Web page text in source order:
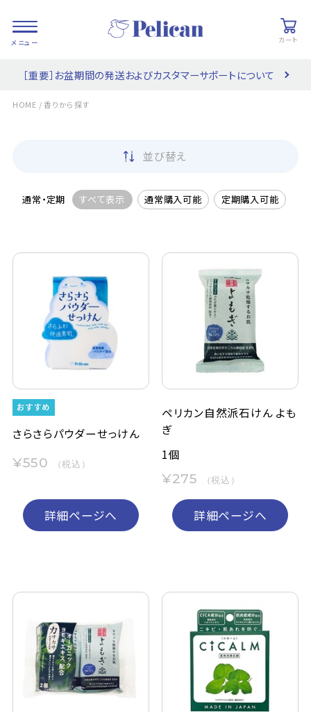
カート
PRODUCTS/ 商品を探す
COLLECTIONS/ ブランド一覧
定期購入
お問い合わせ
ペリカン石鹸について
ご利用案内
よくあるご質問
［重要］お盆期間の発送およびカスタマーサポートについて
HOME / 香りから探す
並び替え
通常・定期 すべて表示 通常購入可能 定期購入可能
さらさらパウダーせっけん
¥550 （税込）
詳細ページへ
ペリカン自然派石けん よも
ぎ
1個
¥275 （税込）
詳細ページへ